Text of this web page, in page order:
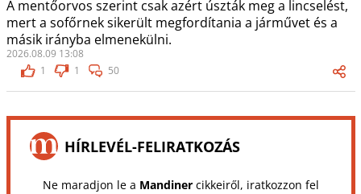
A mentőorvos szerint csak azért úszták meg a lincselést,
mert a sofőrnek sikerült megfordítania a járművet és a
másik irányba elmenekülni.
2026.08.09 13:08
1
1 50
HÍRLEVÉL-FELIRATKOZÁS
Ne maradjon le a Mandinercikkeiről, iratkozzon fel